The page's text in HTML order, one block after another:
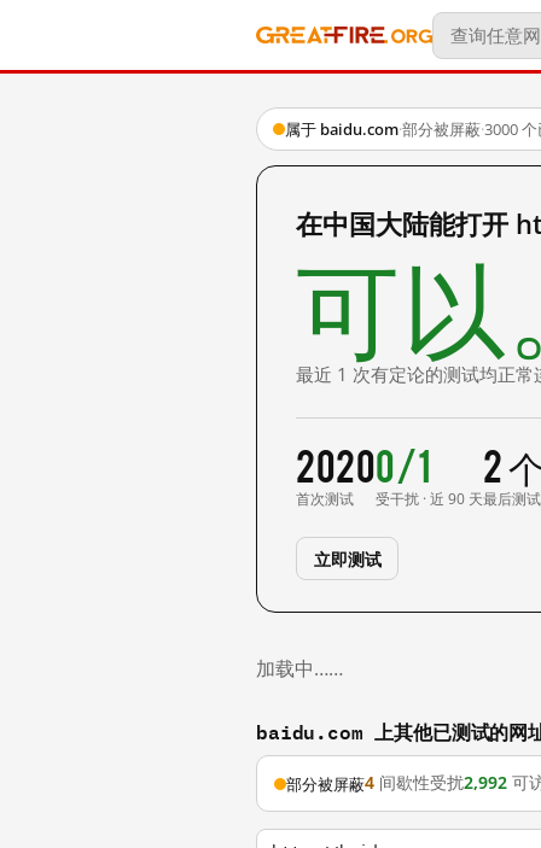
属于 baidu.com·部分被屏蔽·3000
在中国大陆能打开
可以
最近 1 次有定论的测试均正常
2020
首次测试
0/1
受干扰 · 近 90 天
2
最后测试
立即测试
加载中……
baidu.com 上其他已测试的网
部分被屏蔽4 间歇性受扰2,992 可